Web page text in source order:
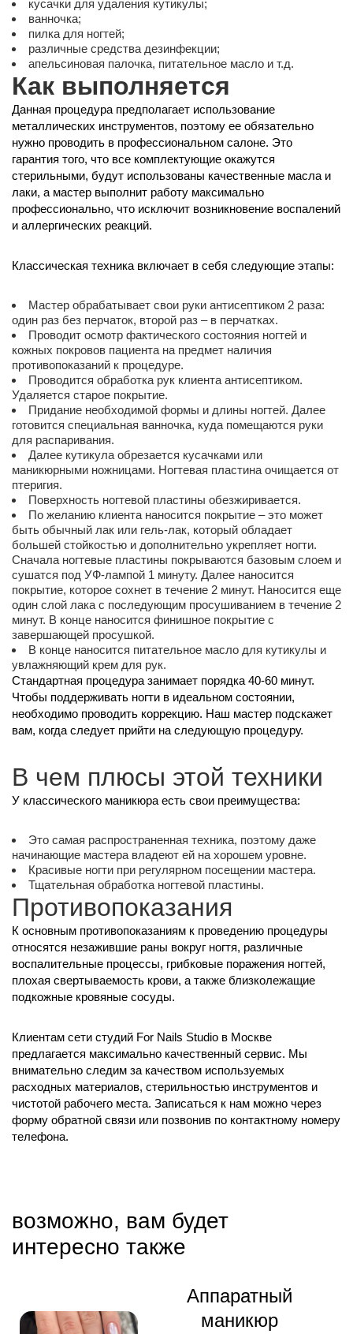
кусачки для удаления кутикулы;
ванночка;
пилка для ногтей;
различные средства дезинфекции;
апельсиновая палочка, питательное масло и т.д.
Как выполняется
Данная процедура предполагает использование
металлических инструментов, поэтому ее обязательно
нужно проводить в профессиональном салоне. Это
гарантия того, что все комплектующие окажутся
стерильными, будут использованы качественные масла и
лаки, а мастер выполнит работу максимально
профессионально, что исключит возникновение воспалений
и аллергических реакций.
Классическая техника включает в себя следующие этапы:
Мастер обрабатывает свои руки антисептиком 2 раза:
один раз без перчаток, второй раз – в перчатках.
Проводит осмотр фактического состояния ногтей и
кожных покровов пациента на предмет наличия
противопоказаний к процедуре.
Проводится обработка рук клиента антисептиком.
Удаляется старое покрытие.
Придание необходимой формы и длины ногтей. Далее
готовится специальная ванночка, куда помещаются руки
для распаривания.
Далее кутикула обрезается кусачками или
маникюрными ножницами. Ногтевая пластина очищается от
птеригия.
Поверхность ногтевой пластины обезжиривается.
По желанию клиента наносится покрытие – это может
быть обычный лак или гель-лак, который обладает
большей стойкостью и дополнительно укрепляет ногти.
Сначала ногтевые пластины покрываются базовым слоем и
сушатся под УФ-лампой 1 минуту. Далее наносится
покрытие, которое сохнет в течение 2 минут. Наносится еще
один слой лака с последующим просушиванием в течение 2
минут. В конце наносится финишное покрытие с
завершающей просушкой.
В конце наносится питательное масло для кутикулы и
увлажняющий крем для рук.
Стандартная процедура занимает порядка 40-60 минут.
Чтобы поддерживать ногти в идеальном состоянии,
необходимо проводить коррекцию. Наш мастер подскажет
вам, когда следует прийти на следующую процедуру.
В чем плюсы этой техники
У классического маникюра есть свои преимущества:
Это самая распространенная техника, поэтому даже
начинающие мастера владеют ей на хорошем уровне.
Красивые ногти при регулярном посещении мастера.
Тщательная обработка ногтевой пластины.
Противопоказания
К основным противопоказаниям к проведению процедуры
относятся незажившие раны вокруг ногтя, различные
воспалительные процессы, грибковые поражения ногтей,
плохая свертываемость крови, а также близколежащие
подкожные кровяные сосуды.
Клиентам сети студий For Nails Studio в Москве
предлагается максимально качественный сервис. Мы
внимательно следим за качеством используемых
расходных материалов, стерильностью инструментов и
чистотой рабочего места. Записаться к нам можно через
форму обратной связи или позвонив по контактному номеру
телефона.
возможно, вам будет
интересно также
Аппаратный
маникюр